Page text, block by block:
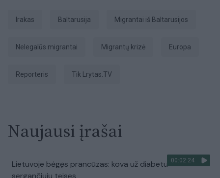
Irakas Baltarusija Migrantai iš Baltarusijos
nelegalūs migrantai migrantų krizė Europa
Reporteris tik Lrytas.TV
Naujausi įrašai
00:02:24
Lietuvoje bėgęs prancūzas: kova už diabetu
sergančiųjų teises